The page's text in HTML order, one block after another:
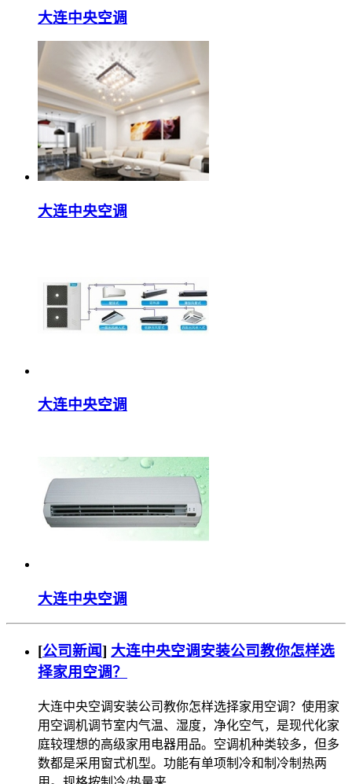
大连中央空调
大连中央空调
大连中央空调
大连中央空调
[公司新闻] 大连中央空调安装公司教你怎样选
择家用空调？
大连中央空调安装公司教你怎样选择家用空调？使用家
用空调机调节室内气温、湿度，净化空气，是现代化家
庭较理想的高级家用电器用品。空调机种类较多，但多
数都是采用窗式机型。功能有单项制冷和制冷制热两